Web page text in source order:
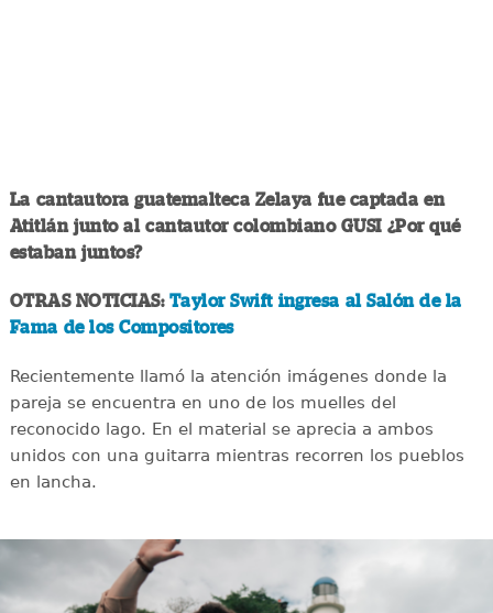
La cantautora guatemalteca Zelaya fue captada en
Atitlán junto al cantautor colombiano GUSI ¿Por qué
estaban juntos?
OTRAS NOTICIAS: Taylor Swift ingresa al Salón de la
Fama de los Compositores
Recientemente llamó la atención imágenes donde la
pareja se encuentra en uno de los muelles del
reconocido lago. En el material se aprecia a ambos
unidos con una guitarra mientras recorren los pueblos
en lancha.